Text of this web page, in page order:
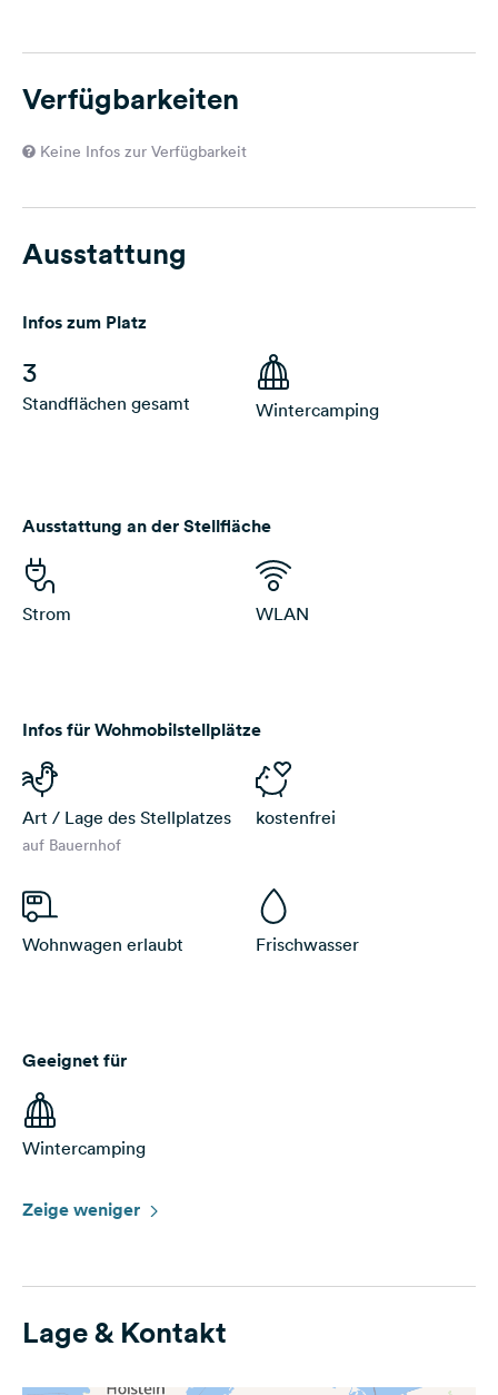
Verfügbarkeiten
Keine Infos zur Verfügbarkeit
Ausstattung
Infos zum Platz
3
Standflächen gesamt Wintercamping
Ausstattung an der Stellfläche
Strom WLAN
Infos für Wohmobilstellplätze
Art / Lage des Stellplatzes
auf Bauernhof
kostenfrei
Wohnwagen erlaubt Frischwasser
Geeignet für
Wintercamping
Zeige weniger
Lage & Kontakt